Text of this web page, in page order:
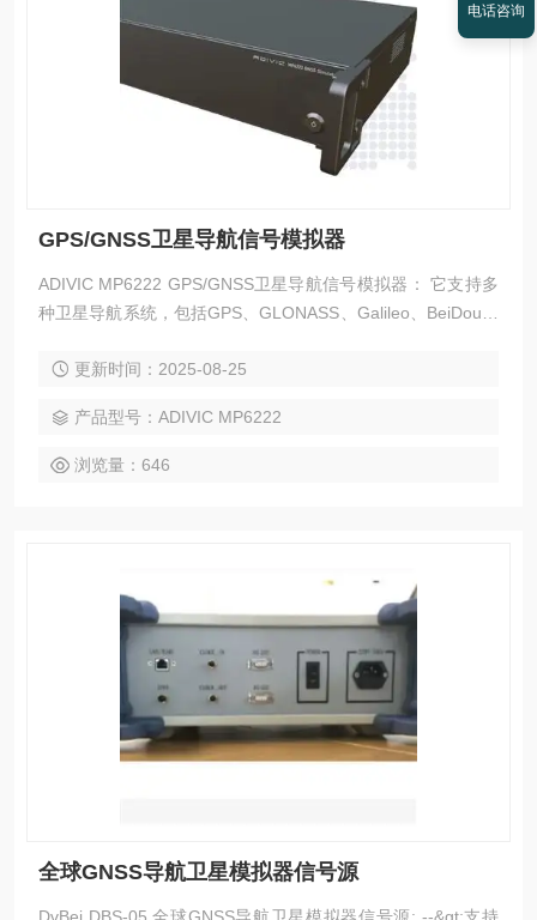
GPS/GNSS卫星导航信号模拟器
ADIVIC MP6222 GPS/GNSS卫星导航信号模拟器： 它支持多
种卫星导航系统，包括GPS、GLONASS、Galileo、BeiDou、
稳定、可重复的模拟，并缩短了开发和验证周期
更新时间：2025-08-25
产品型号：ADIVIC MP6222
浏览量：646
全球GNSS导航卫星模拟器信号源
电话咨询